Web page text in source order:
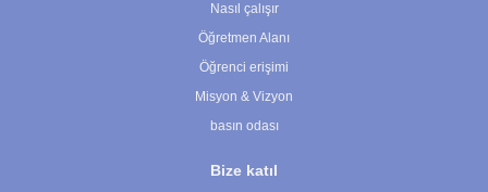
Nasıl çalışır
Öğretmen Alanı
Öğrenci erişimi
Misyon & Vizyon
basın odası
Bize katıl